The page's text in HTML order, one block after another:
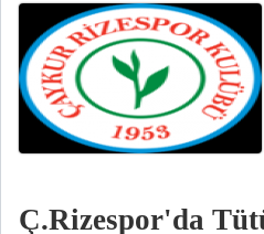
Ç.Rizespor'da